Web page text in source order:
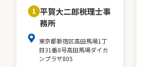
1 平賀大二郎税理士事
務所
東京都新宿区高田馬場1丁
目31番8号高田馬場ダイカ
ンプラザ805